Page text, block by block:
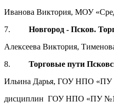
Иванова Виктория, МОУ
7. Новгород - Псков.
Алексеева Виктория,
8.
Торговые пути
Ильина Дарья, ГОУ НПО «ПУ
дисциплин ГОУ НПО «ПУ